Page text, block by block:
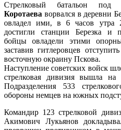
Стрелковый батальон под
Коротаева ворвался в деревни
овладел ими, в 6 часов
достигли станции Березка и
бойцы овладели этими
заставив гитлеровцев
восточную окраину Пскова.
Наступление советских войск
стрелковая дивизия вышла
Подразделения 533
обороны немцев на южных
Командир 123 стрелковой
Акимович Лукьянов